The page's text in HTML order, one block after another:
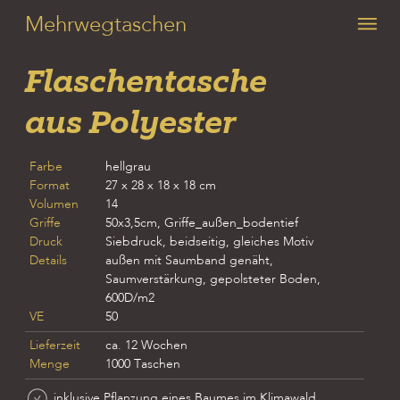
Mehrwegtaschen
Flaschentasche
aus Polyester
Farbe
hellgrau
Format
27 x 28 x 18 x 18 cm
Volumen
14
Griffe
50x3,5cm, Griffe_außen_bodentief
Druck
Siebdruck, beidseitig, gleiches Motiv
Details
außen mit Saumband genäht,
Saumverstärkung, gepolsteter Boden,
600D/m2
VE
50
Lieferzeit
ca. 12 Wochen
Menge
1000 Taschen